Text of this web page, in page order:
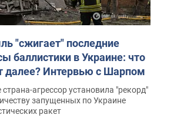
"сжигает" последние
баллистики в Украине: что
далее? Интервью с Шарпом
агрессор установила "рекорд"
запущенных по Украине
ракет